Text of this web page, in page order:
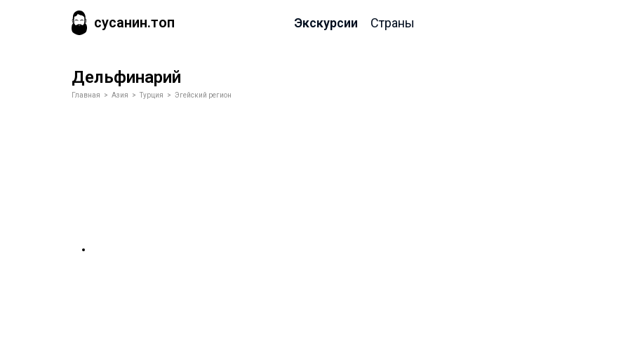
сусанин.топ Экскурсии Страны
Дельфинарий
Главная > Азия > Турция > Эгейский регион